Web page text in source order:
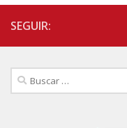
SEGUIR:
Buscar: